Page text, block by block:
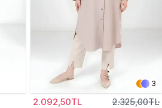
3
2.092,50TL 2.325,00TL